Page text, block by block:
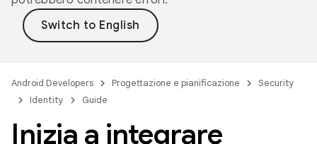
Android Developers Progettazione e pianificazione
Security
Identity
Guide
Inizia a integrare